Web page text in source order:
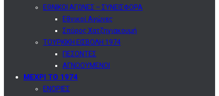
ΕΘΝΙΚΟΙ ΑΓΩΝΕΣ – ΣΥΝΕΙΣΦΟΡΑ
Εθνικοί Αγώνες
Σπύρος Χατζηγιακουμή
ΤΟΥΡΚΙΚΗ ΕΙΣΒΟΛΗ 1974
ΠΕΣΟΝΤΕΣ
ΑΓΝΟΟΥΜΕΝΟΙ
ΜΕΧΡΙ ΤΟ 1974
ΕΝΟΡΙΕΣ